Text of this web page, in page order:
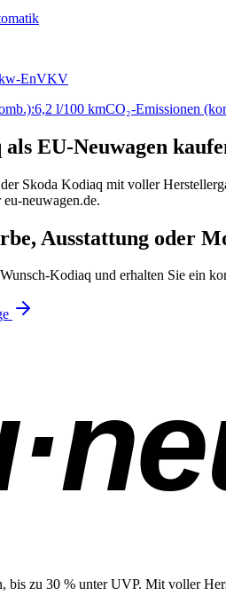
EnVKV
6,2 l/100 kmCO₂-Emissionen
EU-Neuwagen
Skoda Kodiaq mit voller
neuwagen.de.
Ausstattung oder
Kodiaq und erhalten Sie ein
bis zu 30 % unter UVP. Mit voller